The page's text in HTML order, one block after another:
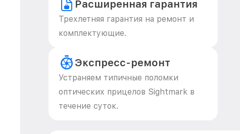
Расширенная гарантия
Трехлетняя гарантия на ремонт и
комплектующие.
Экспресс-ремонт
Устраняем типичные поломки
оптических прицелов Sightmark в
течение суток.